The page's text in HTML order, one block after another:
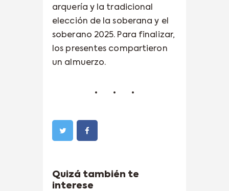
arquería y la tradicional
elección de la soberana y el
soberano 2025. Para finalizar,
los presentes compartieron
un almuerzo.
Quizá también te
interese